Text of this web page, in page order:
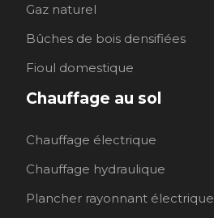
Gaz naturel
Bûches de bois densifiées
Fioul domestique
Chauffage au sol
Chauffage électrique
Chauffage hydraulique
Plancher rayonnant électrique